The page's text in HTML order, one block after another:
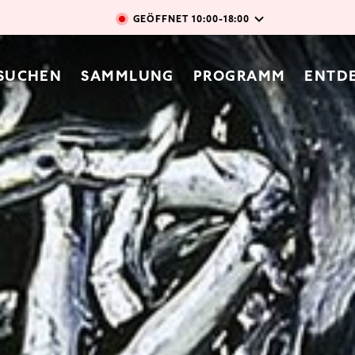
Direkt zum Inhalt
SAMMLUNG PROGRAMM
GEÖFFNET 10:00-18:00